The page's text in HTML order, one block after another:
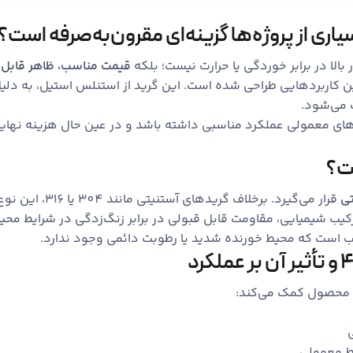
در برابر خوردگی یا حرارت نیست؛ بلکه قیمت مناسب، ظاهر قابل
کاربردهایی طراحی شده است. این گرید از استنلس استیل، به
می‌شود.
معمولی عملکرد مناسبی داشته باشد و در عین حال هزینه
قرار می‌گیرد.
مقاومت قابل قبولی در برابر زنگ‌زدگی در شرایط
است که محیط خورنده شدید یا رطوبت دائمی وجود ندارد.
محصول کمک می‌کند: